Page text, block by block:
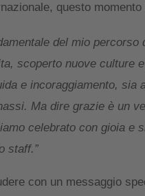
questo
del mio
scoperto nuove culture
e incoraggiamento,
Ma dire grazie è un
celebrato con gioia e
staff.”
con un messaggio